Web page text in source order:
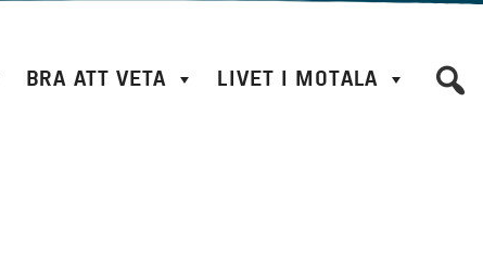
BRA ATT VETA LIVET I MOTALA